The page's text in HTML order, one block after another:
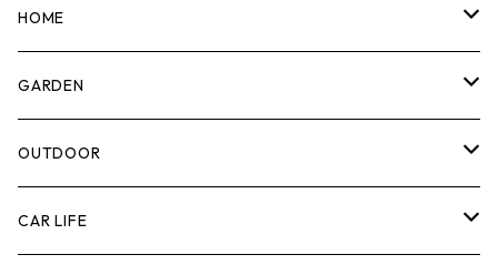
マーカー
計測機器
腰袋・ツールホルスター
工具箱
HOME
5ガロンバケツ
キッチン
日用品
GARDEN
剪定ばさみ
ガーデンツール
OUTDOOR
スツール
CAR LIFE